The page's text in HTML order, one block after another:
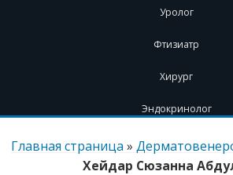
Уролог
Фтизиатр
Хирург
Эндокринолог
Перейти
Главная страница »
Хейдар Сюзанна